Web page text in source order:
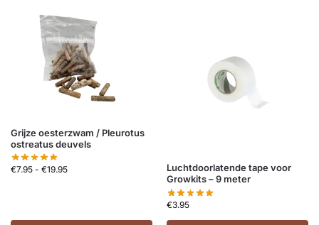
Grijze oesterzwam / Pleurotus
ostreatus deuvels
€7.95 - €19.95
Luchtdoorlatende tape voor
Growkits – 9 meter
€3.95